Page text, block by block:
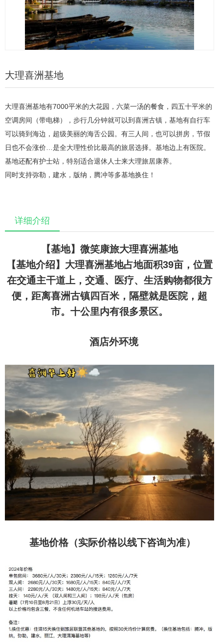
大理喜洲基地
大理喜洲基地有7000平米的大花园，六菜一汤的餐食，四五十平米的
空调房间（带电梯），步行几分钟就可以到喜洲古镇，基地有自行车
可以骑到海边，超级美丽的海舌公园。有三人间，也可以拼房，节假
日也不会涨价…是全大理性价比最高的旅居选择。基地边上有医院。
基地还配有护士站，特别适合退休人士来大理旅居康养。
同时支持弥勒，建水，版纳，腾冲等多基地换住！
详细介绍
【基地】微笑康旅大理喜洲基地
【基地介绍】大理喜洲基地占地面积39亩，位置
在交通主干道上，交通、医疗、生活购物都很方
便，距离喜洲古镇四百米，隔壁就是医院，超
市。十公里内有很多景区。
酒店外环境
基地价格（实际价格以线下咨询为准）